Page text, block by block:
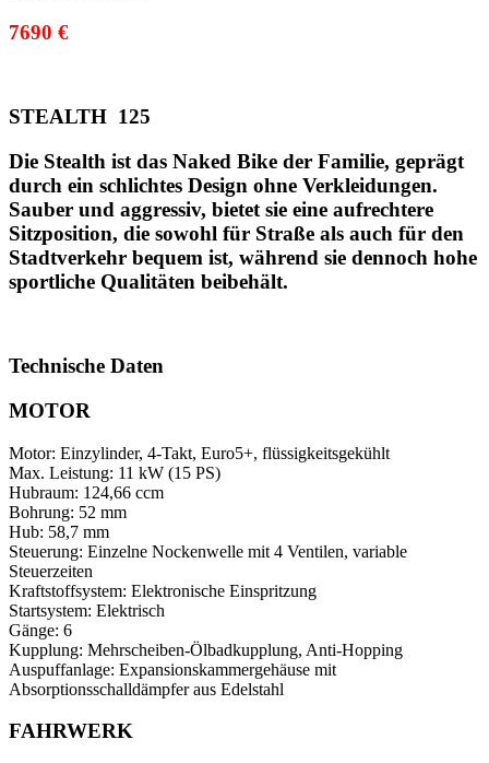
7690 €
STEALTH 125
Die Stealth ist das Naked Bike der Familie, geprägt
durch ein schlichtes Design ohne Verkleidungen.
Sauber und aggressiv, bietet sie eine aufrechtere
Sitzposition, die sowohl für Straße als auch für den
Stadtverkehr bequem ist, während sie dennoch hohe
sportliche Qualitäten beibehält.
Technische Daten
MOTOR
Motor: Einzylinder, 4-Takt, Euro5+, flüssigkeitsgekühlt
Max. Leistung: 11 kW (15 PS)
Hubraum: 124,66 ccm
Bohrung: 52 mm
Hub: 58,7 mm
Steuerung: Einzelne Nockenwelle mit 4 Ventilen, variable
Steuerzeiten
Kraftstoffsystem: Elektronische Einspritzung
Startsystem: Elektrisch
Gänge: 6
Kupplung: Mehrscheiben-Ölbadkupplung, Anti-Hopping
Auspuffanlage: Expansionskammergehäuse mit
Absorptionsschalldämpfer aus Edelstahl
FAHRWERK